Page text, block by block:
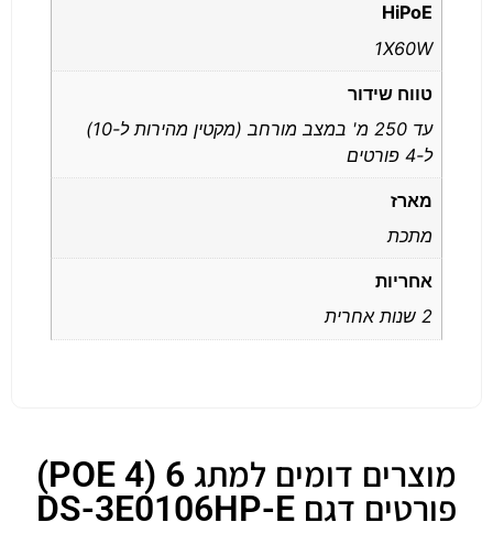
HiPoE
1X60W
טווח שידור
עד 250 מ' במצב מורחב (מקטין מהירות ל-10)
ל-4 פורטים
מארז
מתכת
אחריות
2 שנות אחרית
מוצרים דומים למתג 6 (4 POE)
פורטים דגם DS-3E0106HP-E